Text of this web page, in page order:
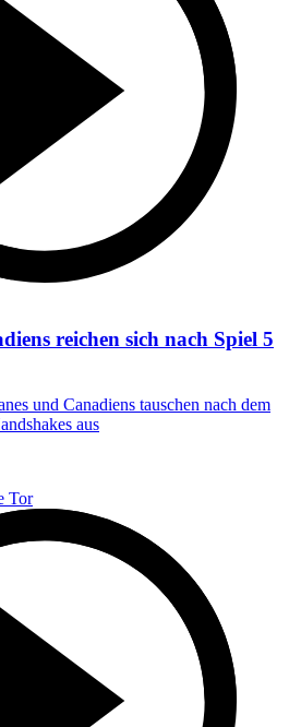
reichen sich nach Spiel 5
und Canadiens tauschen nach dem
aus